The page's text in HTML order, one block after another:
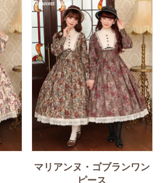
マリアンヌ・ゴブランワン
ピース